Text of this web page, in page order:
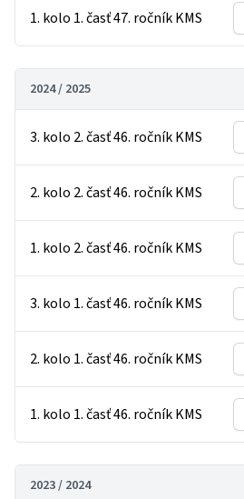
1. kolo 1. časť 47. ročník KMS
2024 / 2025
3. kolo 2. časť 46. ročník KMS
2. kolo 2. časť 46. ročník KMS
1. kolo 2. časť 46. ročník KMS
3. kolo 1. časť 46. ročník KMS
2. kolo 1. časť 46. ročník KMS
1. kolo 1. časť 46. ročník KMS
2023 / 2024